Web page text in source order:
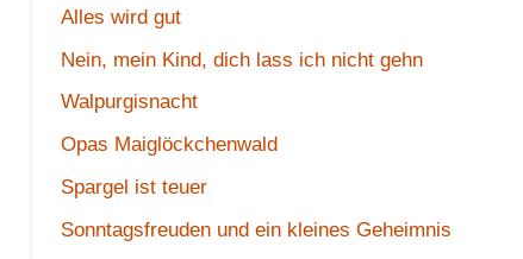
Alles wird gut
Nein, mein Kind, dich lass ich nicht gehn
Walpurgisnacht
Opas Maiglöckchenwald
Spargel ist teuer
Sonntagsfreuden und ein kleines Geheimnis